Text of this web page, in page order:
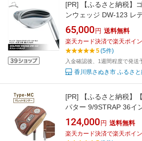
[PR]
【ふるさと納税】
ンウェッジ DW-123 レ
ストレートネック カー
ャスコ | ゴルフ
65,000 円 送料無料
楽天カード決済で楽天ポイ
5(5件)
入金確認後、1週間程度で発送
香川県さぬき市 ふるさ
[PR]
【ふるさと納税】
パター 9/9STRAP 36イ
2026年モデル
124,000 円 送料無料
楽天カード決済で楽天ポイ